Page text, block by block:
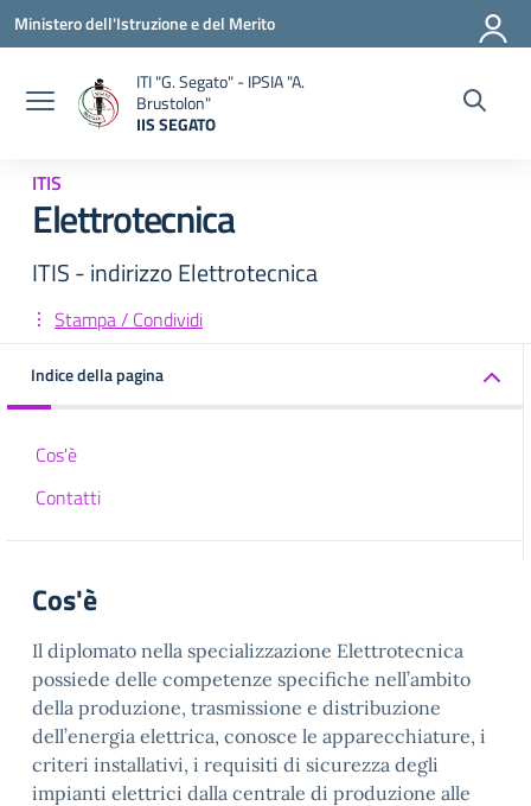
Vai ai contenuti
Vai al menu di navigazione
Vai al footer
Ministero dell'Istruzione e del Merito
ITI "G. Segato" - IPSIA "A.
Brustolon"
IIS SEGATO
ITIS
Elettrotecnica
ITIS - indirizzo Elettrotecnica
Stampa / Condividi
Indice della pagina
Cos'è
Contatti
Cos'è
Il diplomato nella specializzazione Elettrotecnica
possiede delle competenze specifiche nell’ambito
della produzione, trasmissione e distribuzione
dell’energia elettrica, conosce le apparecchiature, i
criteri installativi, i requisiti di sicurezza degli
impianti elettrici dalla centrale di produzione alle